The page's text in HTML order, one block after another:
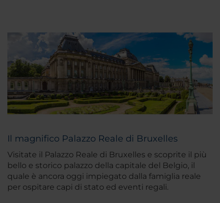
Il magnifico Palazzo Reale di Bruxelles
Visitate il Palazzo Reale di Bruxelles e scoprite il più
bello e storico palazzo della capitale del Belgio, il
quale è ancora oggi impiegato dalla famiglia reale
per ospitare capi di stato ed eventi regali.